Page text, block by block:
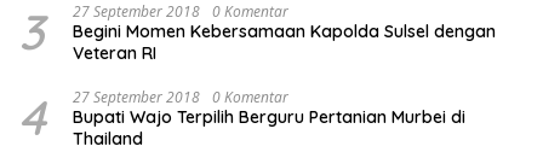
3 27 September 2018 0 Komentar
Begini Momen Kebersamaan Kapolda Sulsel dengan
Veteran RI
4 27 September 2018 0 Komentar
Bupati Wajo Terpilih Berguru Pertanian Murbei di
Thailand